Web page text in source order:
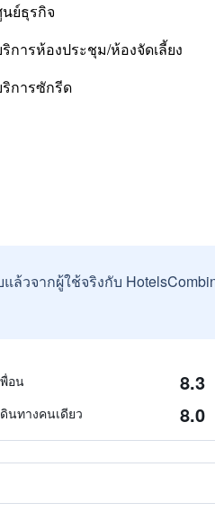
ย์ธุรกิจ
การห้องประชุม/ห้องจัดเลี้ยง
การซักรีด
ล้วจากผู้ใช้จริงกับ
พื่อน 8.3
ดินทางคนเดียว 8.0